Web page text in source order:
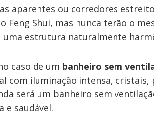
aparentes ou corredores
Feng Shui, mas nunca terão o
uma estrutura naturalmente
caso de um banheiro sem
com iluminação intensa, cristais,
será um banheiro sem
e saudável.